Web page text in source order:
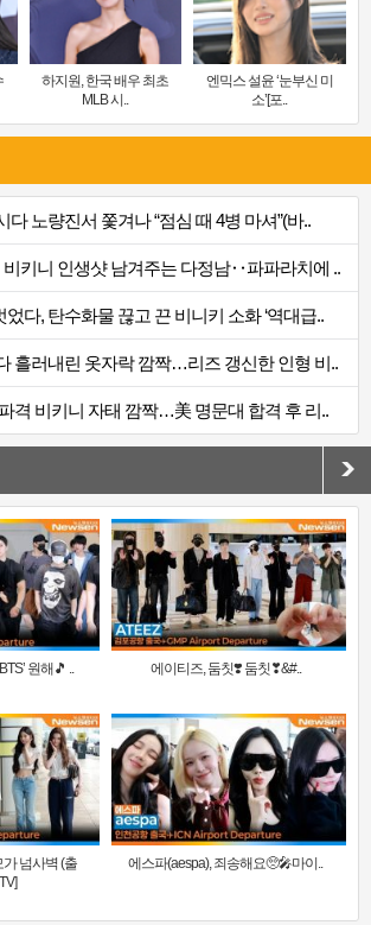
하지원, 한국 배우 최초
MLB 시..
엔믹스 설윤 ‘눈부신 미
소’[포..
다 노량진서 쫓겨나 “점심 때 4병 마셔”(바..
비키니 인생샷 남겨주는 다정남‥파파라치에 ..
다, 탄수화물 끊고 끈 비니키 소화 ‘역대급..
흘러내린 옷자락 깜짝…리즈 갱신한 인형 비..
격 비키니 자태 깜짝…美 명문대 합격 후 리..
원해🎵 .. 에이티즈, 둠칫❣️ 둠칫❣&#..
넘사벽 (출
에스파(aespa), 죄송해요🥺🎤마이..